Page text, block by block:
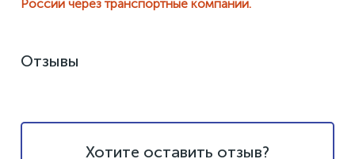
России через транспортные компании.
Отзывы
Хотите оставить отзыв?